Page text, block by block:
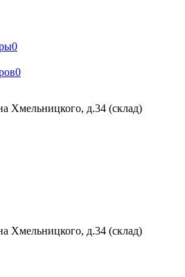
0
0
Хмельницкого, д.34 (склад)
Хмельницкого, д.34 (склад)